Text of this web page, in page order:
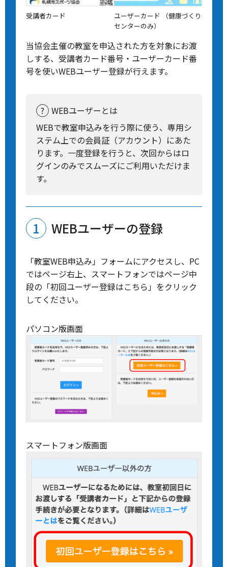
受講者カード
ユーザーカード （健康づくり
センターのみ）
当協会主催の教室を申込された方を対象にお渡
しする、受講者カード番号・ユーザーカード番
号を使いWEBユーザー登録が行えます。
WEBユーザーとは
WEBで教室申込みを行う際に使う、専用シ
ステム上での会員証（アカウント）にあた
ります。一度登録を行うと、次回からはロ
グインのみでスムーズにご利用いただけま
す。
WEBユーザーの登録
「教室WEB申込み」フォームにアクセスし、PC
ではページ右上、スマートフォンではページ中
段の「初回ユーザー登録はこちら」をクリック
してください。
パソコン版画面
スマートフォン版画面